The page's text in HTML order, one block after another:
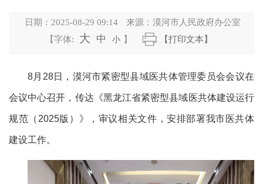
日期： 2025-08-29 09:14 来源： 漠河市人民政府办公室
【字体:
大 中 小 】 【打印文本】
8月 28日，漠河市紧密型县域医共体管理委员会会议在
会议中心召开，传达《黑龙江省紧密型县域医共体建设运行
规范（ 2025版）》，审议相关文件，安排部署我市医共体
建设工作。